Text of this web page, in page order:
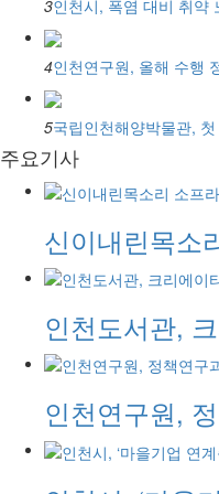
3인천시, 폭염 대비 취약
4인천연구원, 올해 수행
5국립인천해양박물관,
주요기사
신이내린목소
인천도서관,
인천연구원,